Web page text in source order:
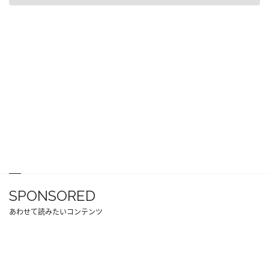
SPONSORED
あわせて読みたいコンテンツ